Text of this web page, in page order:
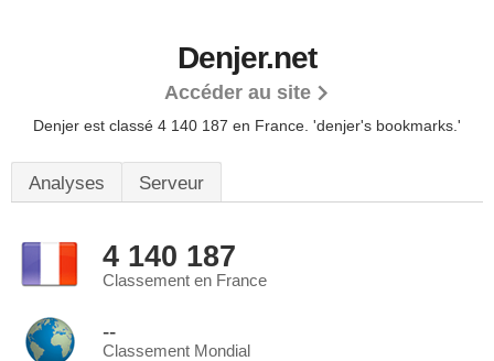
Denjer.net
Accéder au site
Denjer est classé 4 140 187 en France. 'denjer's bookmarks.'
Analyses Serveur
4 140 187
Classement en France
--
Classement Mondial